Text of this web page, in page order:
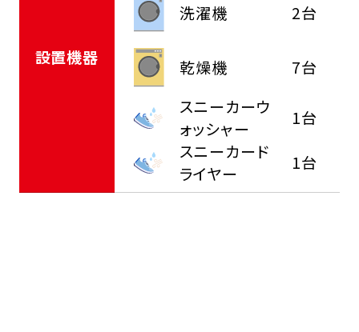
設置機器
洗濯機 2台
乾燥機
7台
スニーカーウ
ォッシャー
1台
スニーカード
ライヤー
1台